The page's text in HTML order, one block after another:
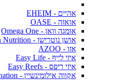
אהיים - EHEIM
אואזה - OASE
אומגה וואן - Omega One
אושן נוטרישן - Ocean Nutrition
אזו - AZOO
איזי לייף - Easy Life
איזי ריפס - Easy Reefs
אקווה אילומינשיין - AI Aqua Illumination